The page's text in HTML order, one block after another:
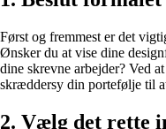
Først og fremmest er det
Ønsker du at vise dine
dine skrevne arbejder? Ved
skræddersy din portefølje til
2. Vælg det rette